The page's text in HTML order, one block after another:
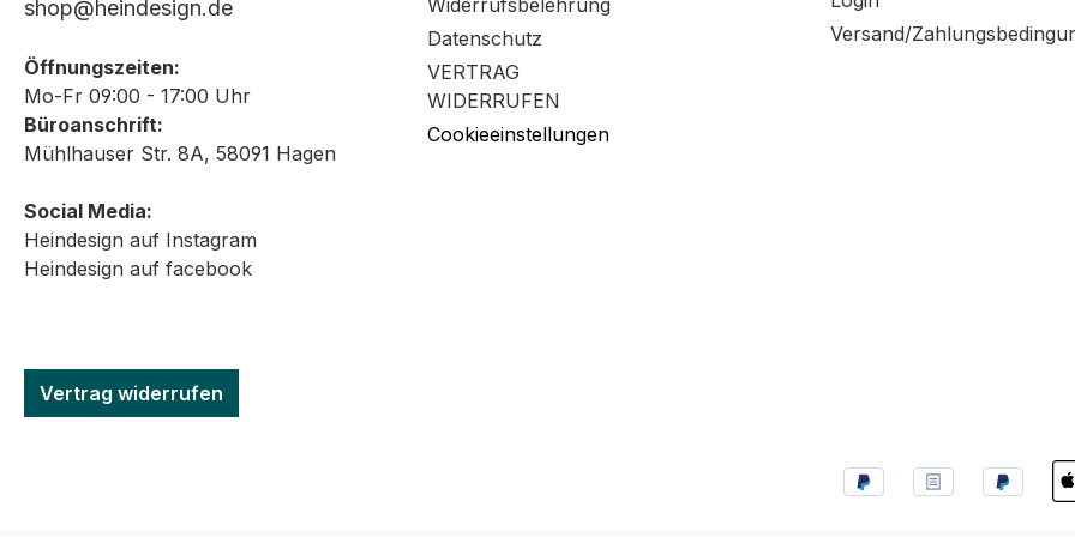
shop@heindesign.de
Öffnungszeiten:
Mo-Fr 09:00 - 17:00 Uhr
Büroanschrift:
Mühlhauser Str. 8A, 58091 Hagen
Social Media:
Heindesign auf Instagram
Heindesign auf facebook
Vertrag widerrufen
Widerrufsbelehrung
Datenschutz
VERTRAG
WIDERRUFEN
Cookieeinstellungen
Versand/